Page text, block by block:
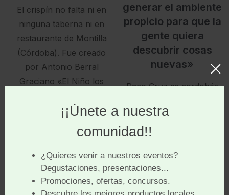
El crispín no falta ni en
ninguna taberna ni en
restaurante de Montilla
(Córdoba). Fue creado
por Antonio Berral
Graciano «El Niño los
Bar «El Niño» de su
generar el ambiente
propicio para que la
gente quiera
descubrir cosas
nuevas»
Paco Cruz es cordobés
Considerado como una
de las personas que
industria hostelera en
España, su labor, en los
últimos meses,